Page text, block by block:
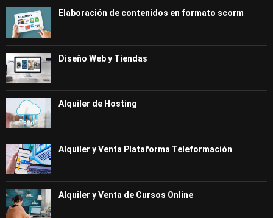
Elaboración de contenidos en formato scorm
Diseño Web y Tiendas
Alquiler de Hosting
Alquiler y Venta Plataforma Teleformación
Alquiler y Venta de Cursos Online